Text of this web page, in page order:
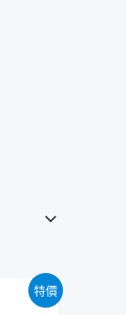
特價